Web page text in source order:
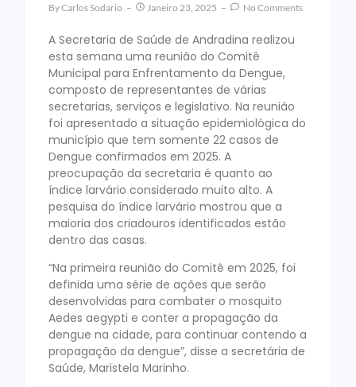
ByCarlos Sodario Janeiro 23, 2025 No Comments
A Secretaria de Saúde de Andradina realizou
esta semana uma reunião do Comitê
Municipal para Enfrentamento da Dengue,
composto de representantes de várias
secretarias, serviços e legislativo. Na reunião
foi apresentado a situação epidemiológica do
município que tem somente 22 casos de
Dengue confirmados em 2025. A
preocupação da secretaria é quanto ao
índice larvário considerado muito alto. A
pesquisa do índice larvário mostrou que a
maioria dos criadouros identificados estão
dentro das casas.
“Na primeira reunião do Comitê em 2025, foi
definida uma série de ações que serão
desenvolvidas para combater o mosquito
Aedes aegypti e conter a propagação da
dengue na cidade, para continuar contendo a
propagação da dengue”, disse a secretária de
Saúde, Maristela Marinho.